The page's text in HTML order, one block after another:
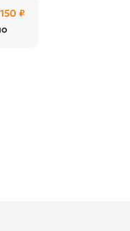
150 ₽